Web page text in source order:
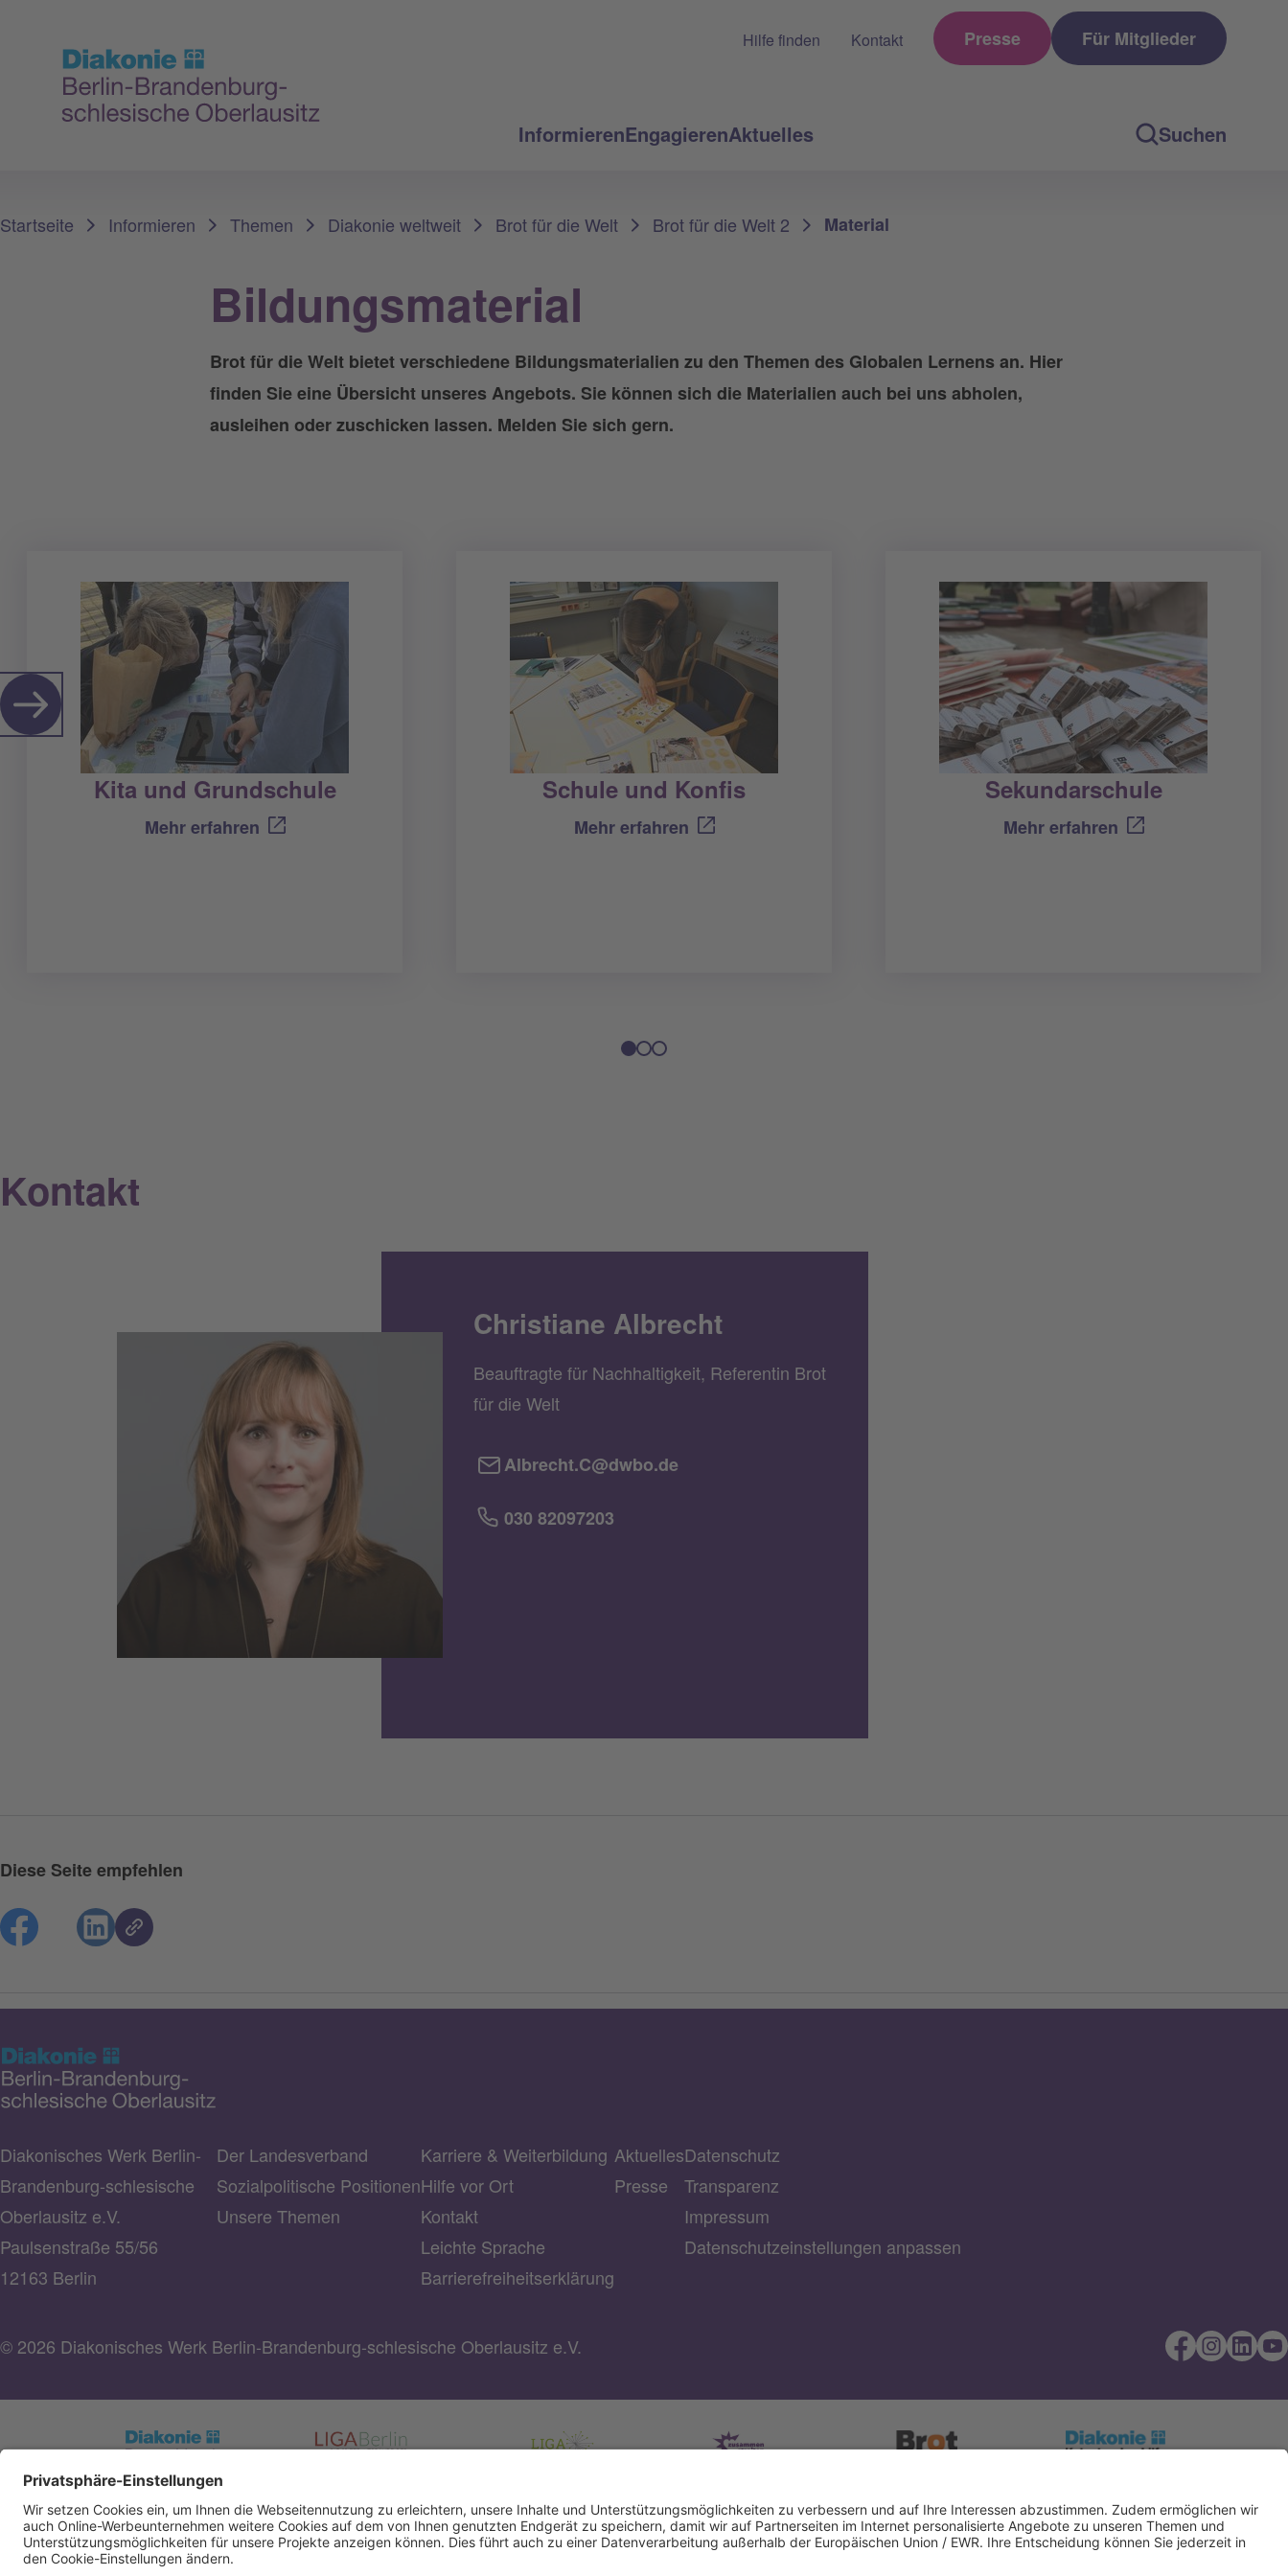
InformierenEngagierenAktuelles Suchen
Hilfe finden Kontakt Presse Für Mitglieder
Startseite Informieren Themen Diakonie weltweit Brot für die Welt Brot für die Welt 2 Material
Bildungsmaterial
Brot für die Welt bietet verschiedene Bildungsmaterialien zu den Themen des Globalen Lernens an. Hier
finden Sie eine Übersicht unseres Angebots. Sie können sich die Materialien auch bei uns abholen,
ausleihen oder zuschicken lassen. Melden Sie sich gern.
Kita und Grundschule
Mehr erfahren
Schule und Konfis
Mehr erfahren
Sekundarschule
Mehr erfahren
Kontakt
Christiane Albrecht
Beauftragte für Nachhaltigkeit, Referentin Brot
für die Welt
Albrecht.C@dwbo.de
030 82097203
Diese Seite empfehlen
Diakonisches Werk Berlin-
Brandenburg-schlesische
Oberlausitz e.V.
Paulsenstraße 55/56
12163 Berlin
Der Landesverband
Sozialpolitische Positionen
Unsere Themen
Karriere & Weiterbildung
Hilfe vor Ort
Kontakt
Leichte Sprache
Barrierefreiheitserklärung
Aktuelles
Presse
Datenschutz
Transparenz
Impressum
Datenschutzeinstellungen anpassen
© 2026 Diakonisches Werk Berlin-Brandenburg-schlesische Oberlausitz e.V.
Spendenkonto Diakonisches Werk Berlin-Brandenburg-IBAN: DE22 3702 0500 0003 2019 00
IBAN kopieren Direkt Online